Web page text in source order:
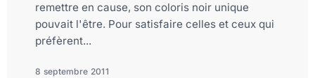
remettre en cause, son coloris noir unique
pouvait l'être. Pour satisfaire celles et ceux qui
préfèrent...
8 septembre 2011